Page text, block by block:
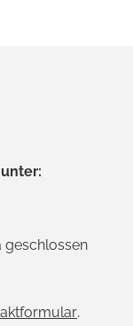
geschlossen
.